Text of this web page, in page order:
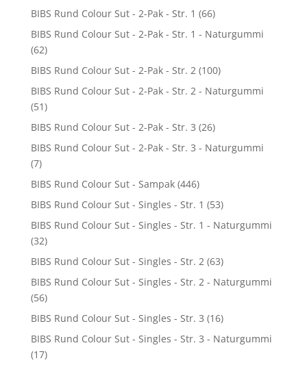
BIBS Rund Colour Sut - 2-Pak - Str. 1 (66)
BIBS Rund Colour Sut - 2-Pak - Str. 1 - Naturgummi
(62)
BIBS Rund Colour Sut - 2-Pak - Str. 2 (100)
BIBS Rund Colour Sut - 2-Pak - Str. 2 - Naturgummi
(51)
BIBS Rund Colour Sut - 2-Pak - Str. 3 (26)
BIBS Rund Colour Sut - 2-Pak - Str. 3 - Naturgummi
(7)
BIBS Rund Colour Sut - Sampak (446)
BIBS Rund Colour Sut - Singles - Str. 1 (53)
BIBS Rund Colour Sut - Singles - Str. 1 - Naturgummi
(32)
BIBS Rund Colour Sut - Singles - Str. 2 (63)
BIBS Rund Colour Sut - Singles - Str. 2 - Naturgummi
(56)
BIBS Rund Colour Sut - Singles - Str. 3 (16)
BIBS Rund Colour Sut - Singles - Str. 3 - Naturgummi
(17)